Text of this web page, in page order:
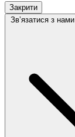
Закрити
Звʼязатися з нами